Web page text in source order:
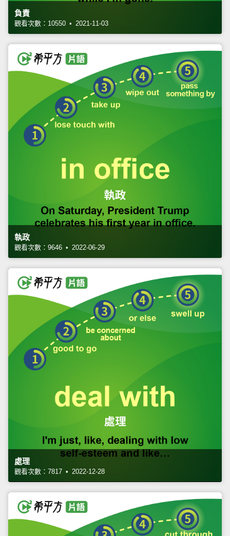
負責
觀看次數：10550 • 2021-11-03
執政
觀看次數：9646 • 2022-06-29
處理
觀看次數：7817 • 2022-12-28